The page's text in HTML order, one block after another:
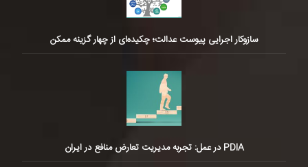
سازوکار اجرایی پیوست عدالت؛ چکیده‌ای از چهار گزینه ممکن
PDIA در عمل: تجربه مدیریت تعارض منافع در ایران